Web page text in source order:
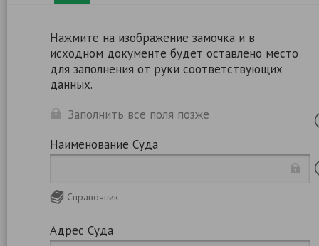
Нажмите на изображение замочка и в
исходном документе будет оставлено место
для заполнения от руки соответствующих
данных.
Заполнить все поля позже
Наименование Суда
Справочник
Адрес Суда